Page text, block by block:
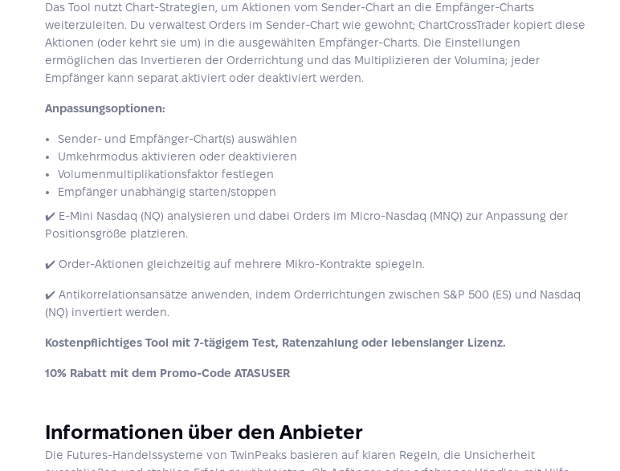
Das Tool nutzt Chart-Strategien, um Aktionen vom Sender-Chart an die Empfänger-Charts
weiterzuleiten. Du verwaltest Orders im Sender-Chart wie gewohnt; ChartCrossTrader kopiert diese
Aktionen (oder kehrt sie um) in die ausgewählten Empfänger-Charts. Die Einstellungen
ermöglichen das Invertieren der Orderrichtung und das Multiplizieren der Volumina; jeder
Empfänger kann separat aktiviert oder deaktiviert werden.
Anpassungsoptionen:
Sender- und Empfänger-Chart(s) auswählen
Umkehrmodus aktivieren oder deaktivieren
Volumenmultiplikationsfaktor festlegen
Empfänger unabhängig starten/stoppen
✔️ E-Mini Nasdaq (NQ) analysieren und dabei Orders im Micro-Nasdaq (MNQ) zur Anpassung der
Positionsgröße platzieren.
✔️ Order-Aktionen gleichzeitig auf mehrere Mikro-Kontrakte spiegeln.
✔️ Antikorrelationsansätze anwenden, indem Orderrichtungen zwischen S&P 500 (ES) und Nasdaq
(NQ) invertiert werden.
Kostenpflichtiges Tool mit 7-tägigem Test, Ratenzahlung oder lebenslanger Lizenz.
10% Rabatt mit dem Promo-Code ATASUSER
Informationen über den Anbieter
Die Futures-Handelssysteme von TwinPeaks basieren auf klaren Regeln, die Unsicherheit